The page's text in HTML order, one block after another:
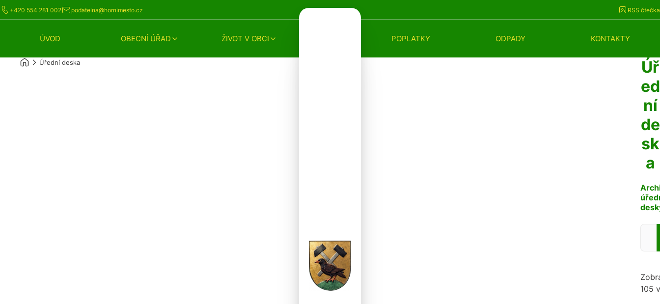
+420 554 281 002 podatelna@hornimesto.cz RSS čtečka
ÚVOD OBECNÍ ÚŘAD ŽIVOT V OBCI POPLATKY ODPADY KONTAKTY
Úřední deska
Úř
ed
ní
de
sk
a
105